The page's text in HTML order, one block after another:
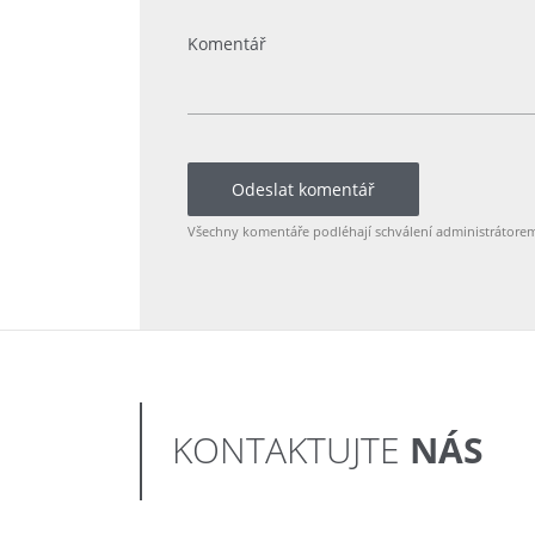
Odeslat komentář
Všechny komentáře podléhají schválení
KONTAKTUJTE NÁS